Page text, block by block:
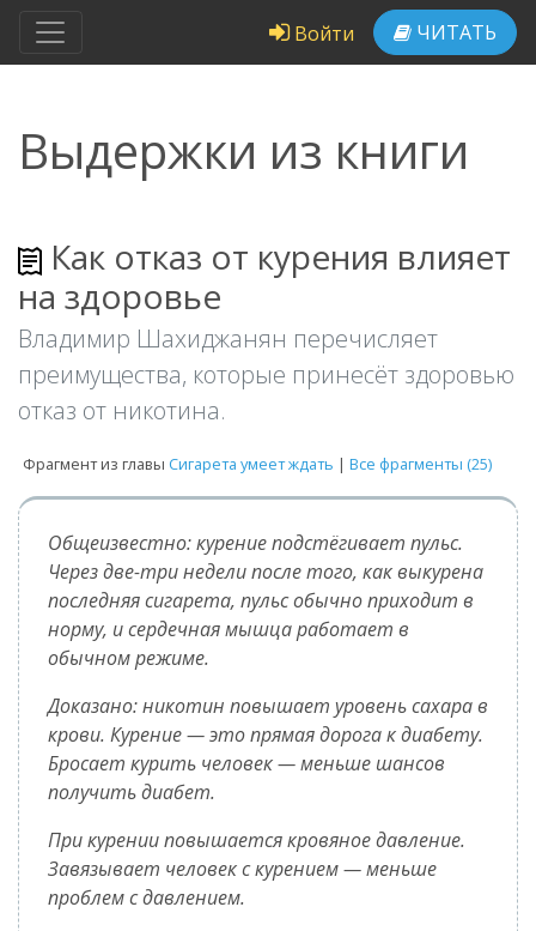
Войти ЧИТАТЬ
Выдержки из книги
Как отказ от курения влияет
на здоровье
Владимир Шахиджанян перечисляет
преимущества, которые принесёт здоровью
отказ от никотина.
Фрагмент из главы Сигарета умеет ждать | Все фрагменты (25)
Общеизвестно: курение подстёгивает пульс.
Через две-три недели после того, как выкурена
последняя сигарета, пульс обычно приходит в
норму, и сердечная мышца работает в
обычном режиме.
Доказано: никотин повышает уровень сахара в
крови. Курение — это прямая дорога к диабету.
Бросает курить человек — меньше шансов
получить диабет.
При курении повышается кровяное давление.
Завязывает человек с курением — меньше
проблем с давлением.